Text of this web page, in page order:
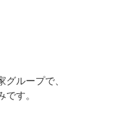
ループで、
す。